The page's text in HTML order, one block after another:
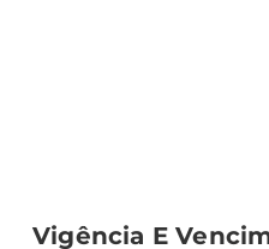
Vigência E